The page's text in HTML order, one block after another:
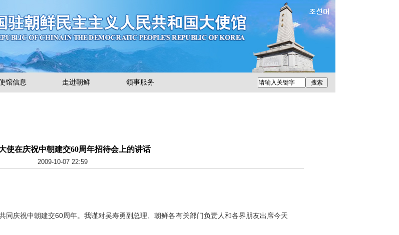
馆信息 走进朝鲜 领事服务
使在庆祝中朝建交60周年招待会上的讲话
2009-10-07 22:59
庆祝中朝建交60周年。我谨对吴寿勇副总理、朝鲜各有关部门负责人和各界朋友出席今天